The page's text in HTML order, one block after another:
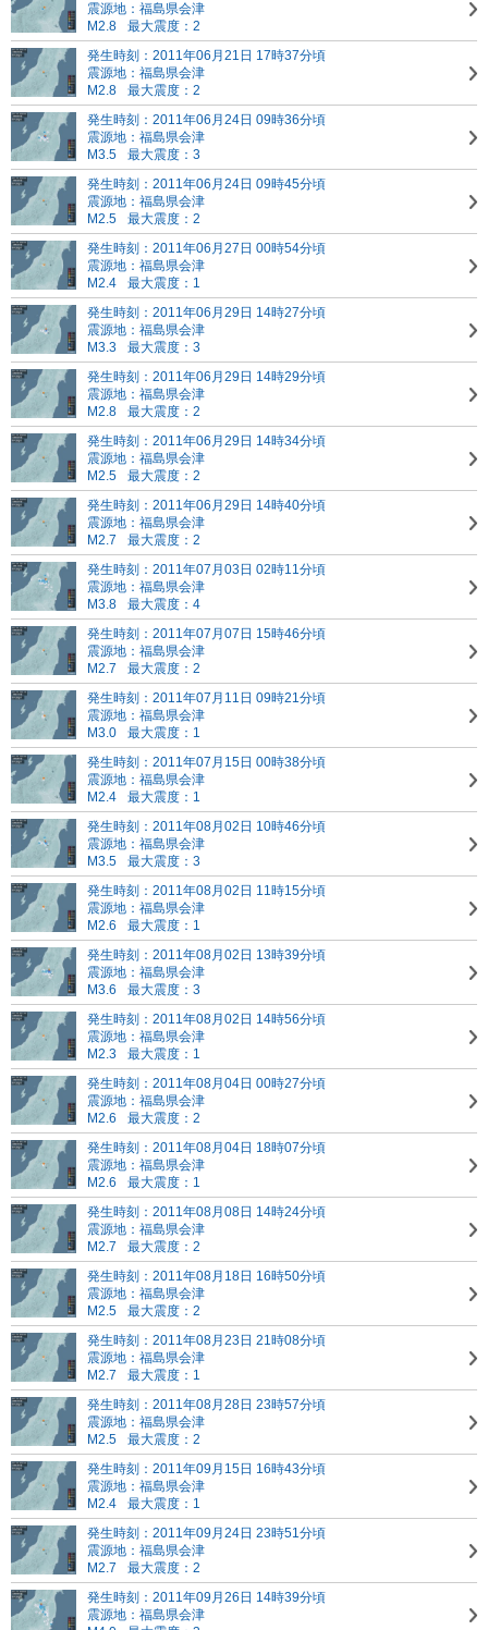
震源地：福島県会津
M2.8
最大震度：2
発生時刻：2011年06月21日 17時37分頃
震源地：福島県会津
M2.8
最大震度：2
発生時刻：2011年06月24日 09時36分頃
震源地：福島県会津
M3.5
最大震度：3
発生時刻：2011年06月24日 09時45分頃
震源地：福島県会津
M2.5
最大震度：2
発生時刻：2011年06月27日 00時54分頃
震源地：福島県会津
M2.4
最大震度：1
発生時刻：2011年06月29日 14時27分頃
震源地：福島県会津
M3.3
最大震度：3
発生時刻：2011年06月29日 14時29分頃
震源地：福島県会津
M2.8
最大震度：2
発生時刻：2011年06月29日 14時34分頃
震源地：福島県会津
M2.5
最大震度：2
発生時刻：2011年06月29日 14時40分頃
震源地：福島県会津
M2.7
最大震度：2
発生時刻：2011年07月03日 02時11分頃
震源地：福島県会津
M3.8
最大震度：4
発生時刻：2011年07月07日 15時46分頃
震源地：福島県会津
M2.7
最大震度：2
発生時刻：2011年07月11日 09時21分頃
震源地：福島県会津
M3.0
最大震度：1
発生時刻：2011年07月15日 00時38分頃
震源地：福島県会津
M2.4
最大震度：1
発生時刻：2011年08月02日 10時46分頃
震源地：福島県会津
M3.5
最大震度：3
発生時刻：2011年08月02日 11時15分頃
震源地：福島県会津
M2.6
最大震度：1
発生時刻：2011年08月02日 13時39分頃
震源地：福島県会津
M3.6
最大震度：3
発生時刻：2011年08月02日 14時56分頃
震源地：福島県会津
M2.3
最大震度：1
発生時刻：2011年08月04日 00時27分頃
震源地：福島県会津
M2.6
最大震度：2
発生時刻：2011年08月04日 18時07分頃
震源地：福島県会津
M2.6
最大震度：1
発生時刻：2011年08月08日 14時24分頃
震源地：福島県会津
M2.7
最大震度：2
発生時刻：2011年08月18日 16時50分頃
震源地：福島県会津
M2.5
最大震度：2
発生時刻：2011年08月23日 21時08分頃
震源地：福島県会津
M2.7
最大震度：1
発生時刻：2011年08月28日 23時57分頃
震源地：福島県会津
M2.5
最大震度：2
発生時刻：2011年09月15日 16時43分頃
震源地：福島県会津
M2.4
最大震度：1
発生時刻：2011年09月24日 23時51分頃
震源地：福島県会津
M2.7
最大震度：2
発生時刻：2011年09月26日 14時39分頃
震源地：福島県会津